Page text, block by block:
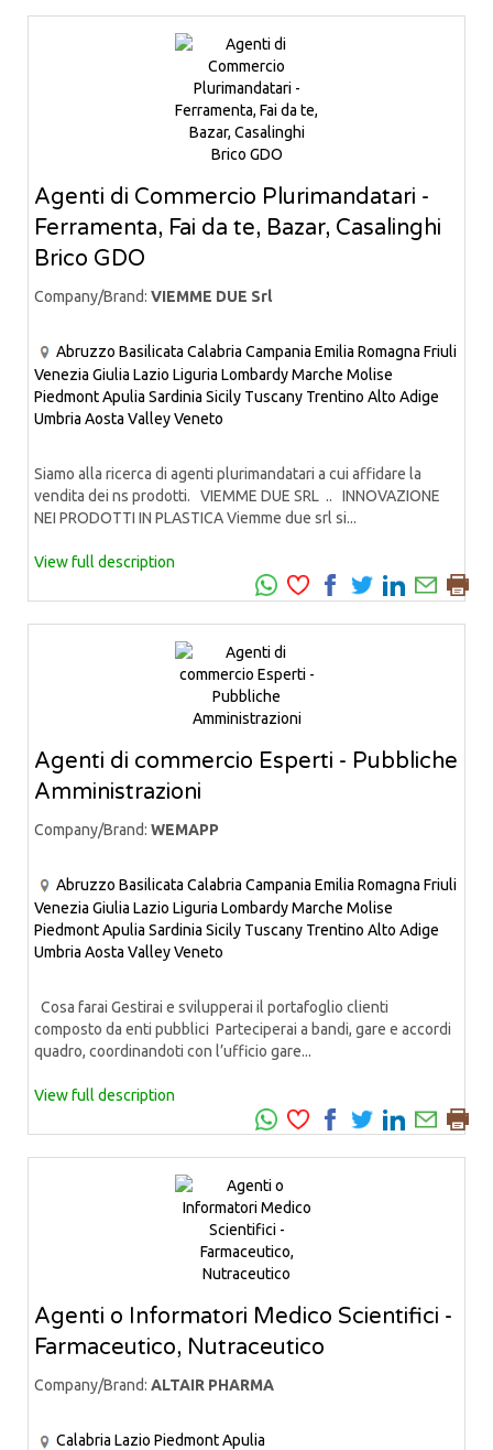
Agenti di Commercio Plurimandatari -
Ferramenta, Fai da te, Bazar, Casalinghi
Brico GDO
Company/Brand: VIEMME DUE Srl
Abruzzo Basilicata Calabria Campania Emilia Romagna Friuli
Venezia Giulia Lazio Liguria LombardyMarche Molise
PiedmontApulia Sardinia Sicily Tuscany Trentino Alto Adige
Umbria Aosta ValleyVeneto
Siamo alla ricerca di agenti plurimandatari a cui affidare la
vendita dei ns prodotti. VIEMME DUE SRL .. INNOVAZIONE
NEI PRODOTTI IN PLASTICA Viemme due srl si...
View full description
Agenti di commercio Esperti - Pubbliche
Amministrazioni
Company/Brand: WEMAPP
Abruzzo Basilicata Calabria Campania Emilia Romagna Friuli
Venezia Giulia Lazio Liguria LombardyMarche Molise
PiedmontApulia Sardinia Sicily Tuscany Trentino Alto Adige
Umbria Aosta ValleyVeneto
Cosa farai Gestirai e svilupperai il portafoglio clienti
composto da enti pubblici Parteciperai a bandi, gare e accordi
quadro, coordinandoti con l’ufficio gare...
View full description
Agenti o Informatori Medico Scientifici -
Farmaceutico, Nutraceutico
Company/Brand: ALTAIR PHARMA
Calabria Lazio PiedmontApulia